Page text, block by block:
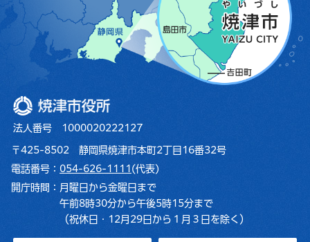
焼津市役所
法人番号 1000020222127
〒425-8502 静岡県焼津市本町2丁目16番32号
電話番号： 054-626-1111 (代表)
開庁時間： 月曜日から金曜日まで
午前8時30分から午後5時15分まで
（祝休日・12月29日から１月３日を除く）